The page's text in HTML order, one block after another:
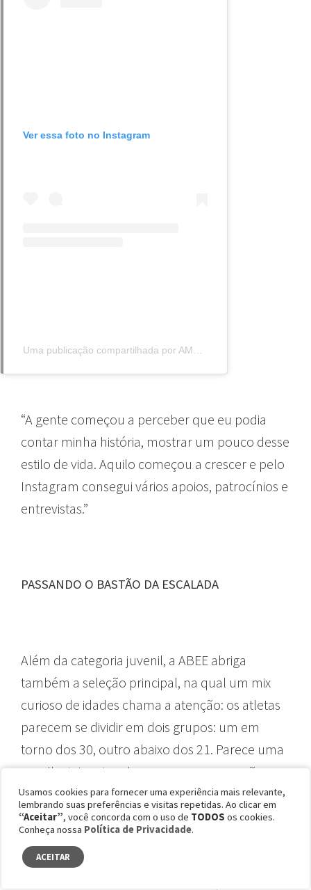
Ver essa foto no Instagram
“A gente começou a perceber que eu podia
contar minha história, mostrar um pouco desse
estilo de vida. Aquilo começou a crescer e pelo
Instagram consegui vários apoios, patrocínios e
entrevistas.”
PASSANDO O BASTÃO DA ESCALADA
Além da categoria juvenil, a ABEE abriga
também a seleção principal, na qual um mix
curioso de idades chama a atenção: os atletas
parecem se dividir em dois grupos: um em
torno dos 30, outro abaixo dos 21. Parece uma
escolha intencional, como se uma geração
complementasse a outra.
Os veteranos brigaram pela profissionalização
do esporte. É a turma da Thais e da Bianca, que
Usamos cookies para fornecer uma experiência mais relevante,
lembrando suas preferências e visitas repetidas. Ao clicar em
“Aceitar”, você concorda com o uso de TODOS os cookies.
Conheça nossa Política de Privacidade.
ACEITAR